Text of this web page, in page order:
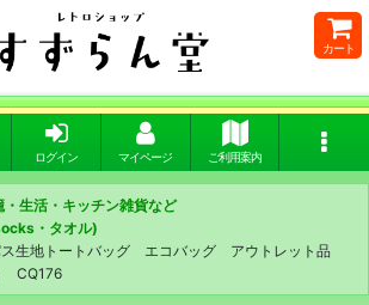
カート
ログイン マイページ ご利用案内
生活・キッチン雑貨など
・タオル)
生地トートバッグ エコバッグ アウトレット品
CQ176